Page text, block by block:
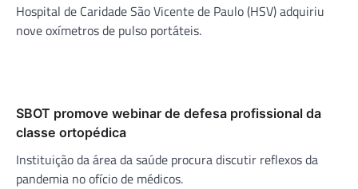
Hospital de Caridade São Vicente de Paulo (HSV) adquiriu
nove oxímetros de pulso portáteis.
SBOT promove webinar de defesa profissional da
classe ortopédica
Instituição da área da saúde procura discutir reflexos da
pandemia no ofício de médicos.